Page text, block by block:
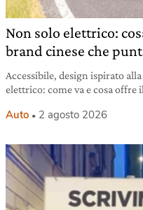
Non solo elettrico:
brand cinese che
Accessibile, design ispirato
elettrico: come va e cosa offre
Auto 2 agosto 2026